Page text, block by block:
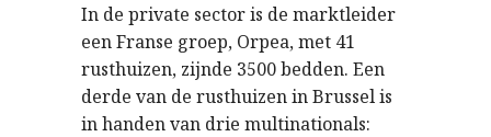
In de private sector is de marktleider
een Franse groep, Orpea, met 41
rusthuizen, zijnde 3500 bedden. Een
derde van de rusthuizen in Brussel is
in handen van drie multinationals: